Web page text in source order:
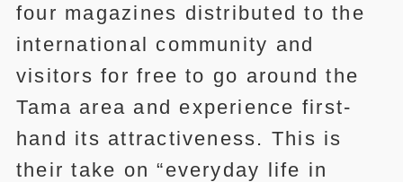
four magazines distributed to the
international community and
visitors for free to go around the
Tama area and experience first-
hand its attractiveness. This is
their take on “everyday life in